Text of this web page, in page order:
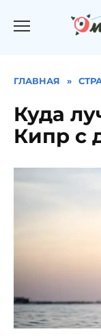
ГЛАВНАЯ »
Куда
Кипр с